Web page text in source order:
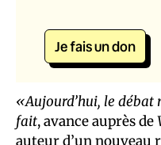
Je fais un don
«Aujourd’hui, le débat
fait, avance auprès de
auteur d’un nouveau